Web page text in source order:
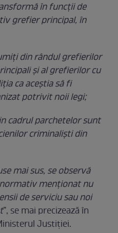
în funcții de
grefier principal, în
din rândul grefierilor
şi al grefierilor cu
ca aceștia să fi
potrivit noii legi;
cadrul parchetelor sunt
criminaliști din
mai sus, se observă
menționat nu
de serviciu sau noi
”, se mai precizează în
Justiției.